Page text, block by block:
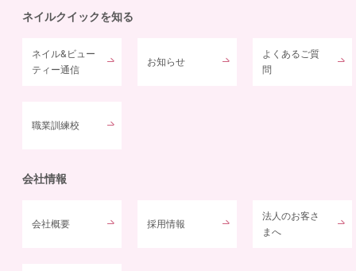
ネイルクイックを知る
ネイル&ビュー
ティー通信
お知らせ
よくあるご質
問
職業訓練校
会社情報
会社概要 採用情報
法人のお客さ
まへ